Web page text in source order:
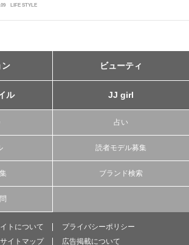
LIFE STYLE
ン ビューティ
ル JJ girl
占い
読者モデル募集
ブランド検索
トについて
プライバシーポリシー
サイトマップ
広告掲載について